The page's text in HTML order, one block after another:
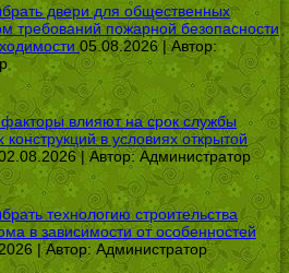
двери для общественных
требований пожарной безопасности
05.08.2026 | Автор:
влияют на срок службы
конструкций в условиях открытой
| Автор:Администратор
технологию строительства
в зависимости от особенностей
| Автор:Администратор